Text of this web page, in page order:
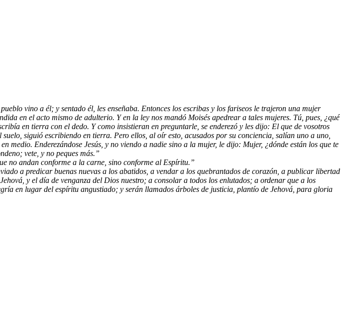
vino a él; y sentado él, les enseñaba. Entonces los escribas y los fariseos le trajeron una mujer
en el acto mismo de adulterio. Y en la ley nos mandó Moisés apedrear a tales mujeres. Tú, pues, ¿qué
en tierra con el dedo. Y como insistieran en preguntarle, se enderezó y les dijo: El que de vosotros
siguió escribiendo en tierra. Pero ellos, al oír esto, acusados por su conciencia, salían uno a uno,
medio. Enderezándose Jesús, y no viendo a nadie sino a la mujer, le dijo: Mujer, ¿dónde están los que te
vete, y no peques más.”
no andan conforme a la carne, sino conforme al Espíritu.”
a predicar buenas nuevas a los abatidos, a vendar a los quebrantados de corazón, a publicar libertad
y el día de venganza del Dios nuestro; a consolar a todos los enlutados; a ordenar que a los
en lugar del espíritu angustiado; y serán llamados árboles de justicia, plantío de Jehová, para gloria